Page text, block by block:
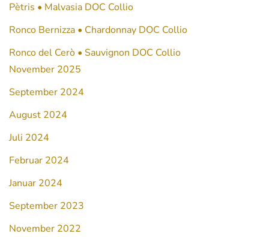
Pètris • Malvasia DOC Collio
Ronco Bernizza • Chardonnay DOC Collio
Ronco del Cerò • Sauvignon DOC Collio
November 2025
September 2024
August 2024
Juli 2024
Februar 2024
Januar 2024
September 2023
November 2022